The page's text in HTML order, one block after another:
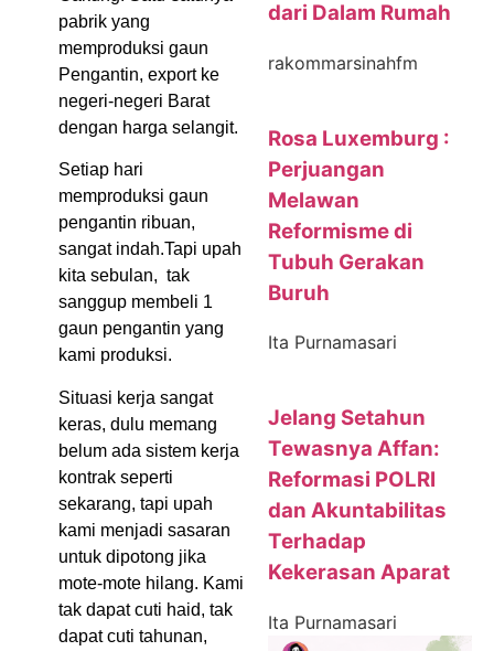
pabrik yang
memproduksi gaun
Pengantin, export ke
negeri-negeri Barat
dengan harga selangit.
Setiap hari
memproduksi gaun
pengantin ribuan,
sangat indah.Tapi upah
kita sebulan, tak
sanggup membeli 1
gaun pengantin yang
kami produksi.
Situasi kerja sangat
keras, dulu memang
belum ada sistem kerja
kontrak seperti
sekarang, tapi upah
kami menjadi sasaran
untuk dipotong jika
mote-mote hilang. Kami
tak dapat cuti haid, tak
dapat cuti tahunan,
dari Dalam Rumah
rakommarsinahfm
Rosa Luxemburg :
Perjuangan
Melawan
Reformisme di
Tubuh Gerakan
Buruh
Ita Purnamasari
Jelang Setahun
Tewasnya Affan:
Reformasi POLRI
dan Akuntabilitas
Terhadap
Kekerasan Aparat
Ita Purnamasari